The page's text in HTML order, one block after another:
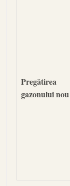
Pregătirea
gazonului nou